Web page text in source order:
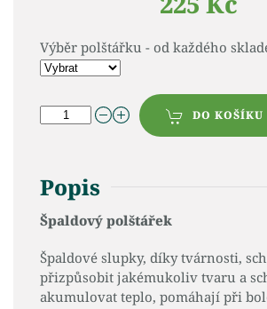
Výběr polštářku - od každého
DO KOŠÍKU
Popis
Špaldový polštářek
Špaldové slupky, díky tvárnosti,
přizpůsobit jakémukoliv tvaru a
akumulovat teplo, pomáhají při